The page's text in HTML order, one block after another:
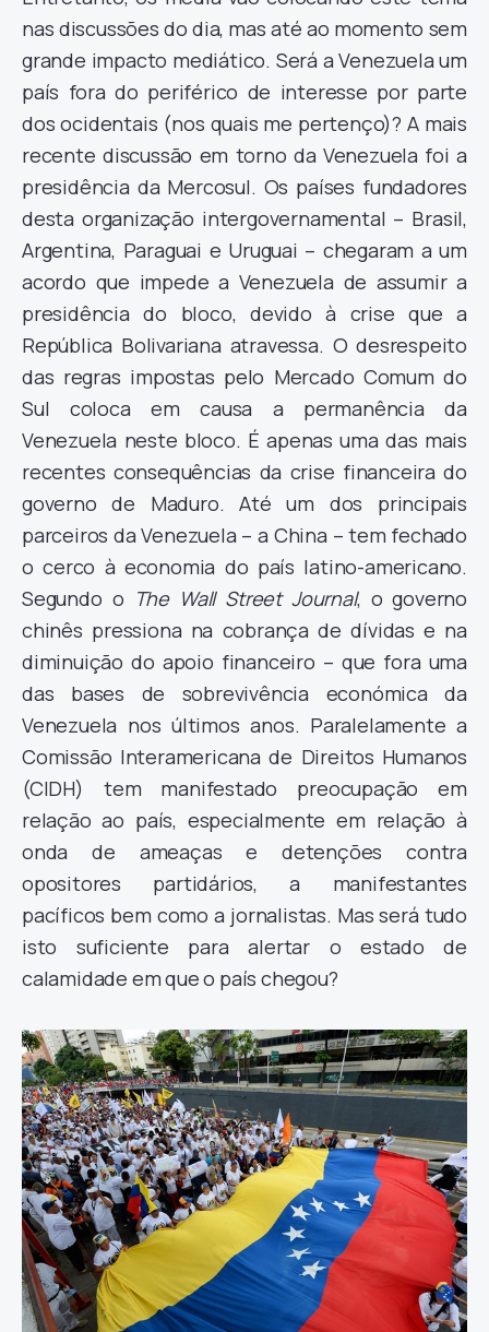
nas discussões do dia, mas até ao momento sem
grande impacto mediático. Será a Venezuela um
país fora do periférico de interesse por parte
dos ocidentais (nos quais me pertenço)? A mais
recente discussão em torno da Venezuela foi a
presidência da Mercosul. Os países fundadores
desta organização intergovernamental – Brasil,
Argentina, Paraguai e Uruguai – chegaram a um
acordo que impede a Venezuela de assumir a
presidência do bloco, devido à crise que a
República Bolivariana atravessa. O desrespeito
das regras impostas pelo Mercado Comum do
Sul coloca em causa a permanência da
Venezuela neste bloco. É apenas uma das mais
recentes consequências da crise financeira do
governo de Maduro. Até um dos principais
parceiros da Venezuela – a China – tem fechado
o cerco à economia do país latino-americano.
Segundo o The Wall Street Journal, o governo
chinês pressiona na cobrança de dívidas e na
diminuição do apoio financeiro – que fora uma
das bases de sobrevivência económica da
Venezuela nos últimos anos. Paralelamente a
Comissão Interamericana de Direitos Humanos
(CIDH) tem manifestado preocupação em
relação ao país, especialmente em relação à
onda de ameaças e detenções contra
opositores partidários, a manifestantes
pacíficos bem como a jornalistas. Mas será tudo
isto suficiente para alertar o estado de
calamidade em que o país chegou?